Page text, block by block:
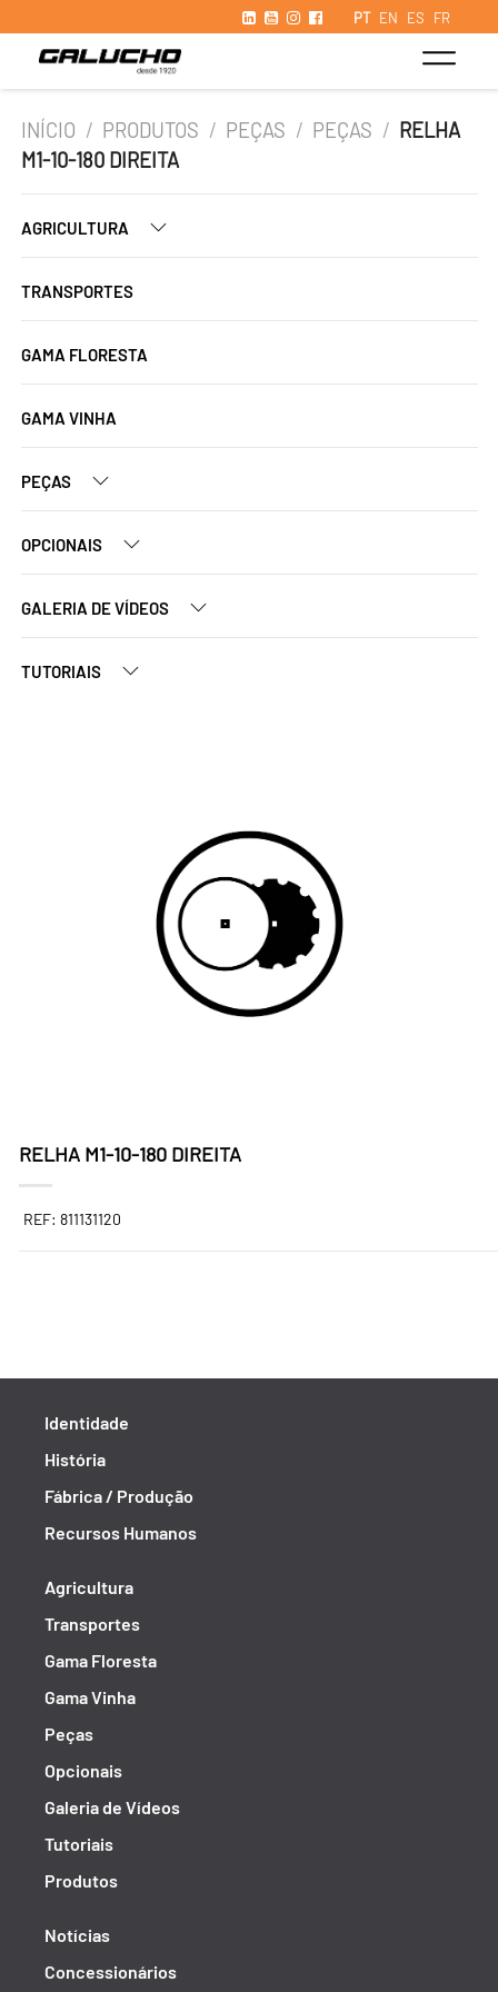
PT EN ES FR
INÍCIO / PRODUTOS / PEÇAS / PEÇAS / RELHA
M1-10-180 DIREITA
AGRICULTURA
TRANSPORTES
GAMA FLORESTA
GAMA VINHA
PEÇAS
OPCIONAIS
GALERIA DE VÍDEOS
TUTORIAIS
RELHA M1-10-180 DIREITA
REF: 811131120
Identidade
História
Fábrica / Produção
Recursos Humanos
Agricultura
Transportes
Gama Floresta
Gama Vinha
Peças
Opcionais
Galeria de Vídeos
Tutoriais
Produtos
Notícias
Concessionários